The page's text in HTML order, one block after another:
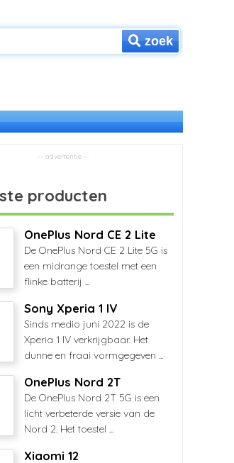
zoek
producten
OnePlus Nord CE 2 Lite
De OnePlus Nord CE 2 Lite 5G is
een midrange toestel met een
flinke batterij ...
Sony Xperia 1 IV
Sinds medio juni 2022 is de
Xperia 1 IV verkrijgbaar. Het
dunne en fraai vormgegeven ...
OnePlus Nord 2T
De OnePlus Nord 2T 5G is een
licht verbeterde versie van de
Nord 2. Het toestel ...
Xiaomi 12